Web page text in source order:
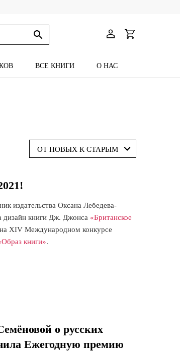
ВСЕ КНИГИ О НАС
ОТ НОВЫХ К СТАРЫМ
издательства Оксана Лебедева-
дизайн книги Дж. Джонса «Британское
на XIV Международном конкурсе
книги».
о русских
Ежегодную премию